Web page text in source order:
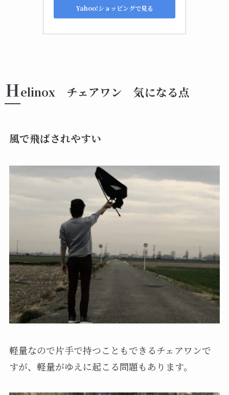
Yahoo!ショッピングで見る
Helinox チェアワン 気になる点
風で飛ばされやすい
軽量なので片手で持つこともできるチェアワンで
すが、軽量がゆえに起こる問題もあります。